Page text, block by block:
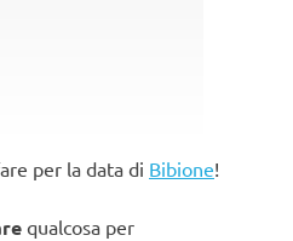
per la data di Bibione!
qualcosa per